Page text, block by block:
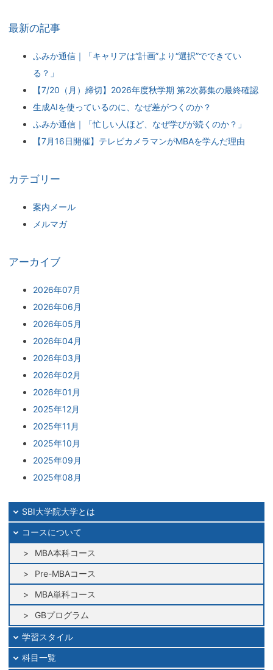
最新の記事
ふみか通信｜「キャリアは“計画”より“選択”でできてい
る？」
【7/20（月）締切】2026年度秋学期 第2次募集の最終確認
生成AIを使っているのに、なぜ差がつくのか？
ふみか通信｜「忙しい人ほど、なぜ学びが続くのか？」
【7月16日開催】テレビカメラマンがMBAを学んだ理由
カテゴリー
案内メール
メルマガ
アーカイブ
2026年07月
2026年06月
2026年05月
2026年04月
2026年03月
2026年02月
2026年01月
2025年12月
2025年11月
2025年10月
2025年09月
2025年08月
2025年06月
2025年05月
2025年04月
2025年03月
2025年02月
2025年01月
2024年12月
2024年11月
2024年10月
2024年09月
SBI大学院大学とは
コースについて
MBA本科コース
Pre-MBAコース
MBA単科コース
GBプログラム
学習スタイル
科目一覧